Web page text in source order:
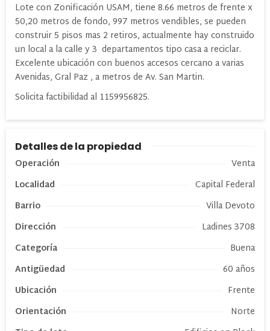
Lote con Zonificación USAM, tiene 8.66 metros de frente x
50,20 metros de fondo, 997 metros vendibles, se pueden
construir 5 pisos mas 2 retiros, actualmente hay construido
un local a la calle y 3 departamentos tipo casa a reciclar.
Excelente ubicación con buenos accesos cercano a varias
Avenidas, Gral Paz , a metros de Av. San Martin.
Solicita factibilidad al 1159956825.
Detalles de la propiedad
Operación
Venta
Localidad
Capital Federal
Barrio
Villa Devoto
Dirección
Ladines 3708
Categoría
Buena
Antigüedad
60 años
Ubicación
Frente
Orientación
Norte